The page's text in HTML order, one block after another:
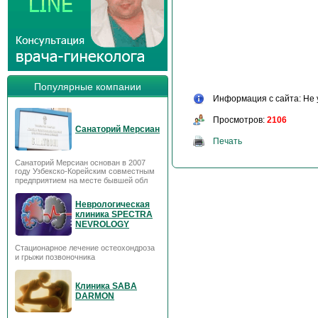
Популярные компании
Санаторий Мерсиан
Санаторий Мерсиан основан в 2007
году Узбекско-Корейским совместным
предприятием на месте бывшей обл
Неврологическая
клиника SPECTRA
NEVROLOGY
Стационарное лечение остеохондроза
и грыжи позвоночника
Клиника SABA
DARMON
Информация с сайта: Не
Просмотров: 2106
Печать